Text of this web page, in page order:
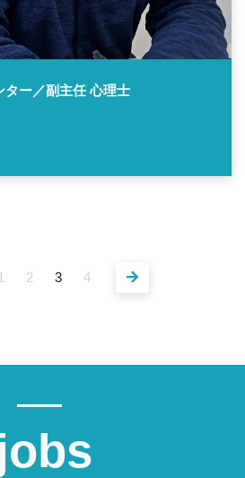
ター／副主任 心理士
1 2 3 4